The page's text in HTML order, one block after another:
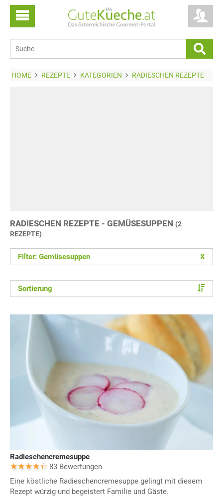
HOME REZEPTE KATEGORIEN RADIESCHEN REZEPTE
RADIESCHEN REZEPTE - GEMÜSESUPPEN (2
REZEPTE)
Filter: Gemüsesuppen X
Sortierung
Radieschencremesuppe
83 Bewertungen
Eine köstliche Radieschencremesuppe gelingt mit diesem
Rezept würzig und begeistert Familie und Gäste.